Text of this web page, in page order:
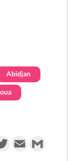
Abidjan
TwitterEmail